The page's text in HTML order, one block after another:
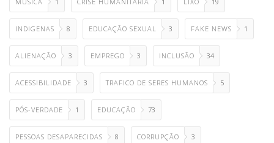
INDIGENAS 8 EDUCAÇÃO SEXUAL 3 FAKE NEWS 1
ALIENAÇÃO 3 EMPREGO 3 INCLUSÃO 34
ACESSIBILIDADE 3 TRAFICO DE SERES HUMANOS 5
PÓS-VERDADE 1 EDUCAÇÃO 73
PESSOAS DESAPARECIDAS 8 CORRUPÇÃO 3